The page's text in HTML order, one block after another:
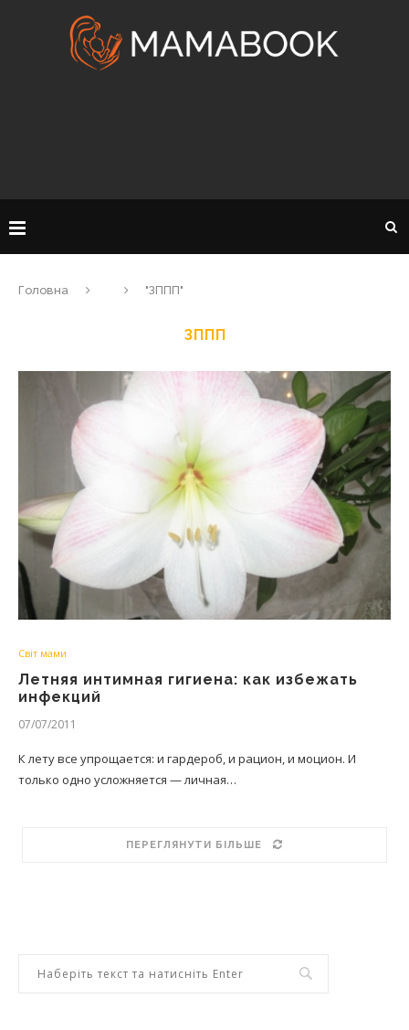
Головна "ЗППП"
ЗППП
Світ мами
Летняя интимная гигиена: как избежать
инфекций
07/07/2011
К лету все упрощается: и гардероб, и рацион, и моцион. И
только одно усложняется — личная…
ПЕРЕГЛЯНУТИ БІЛЬШЕ